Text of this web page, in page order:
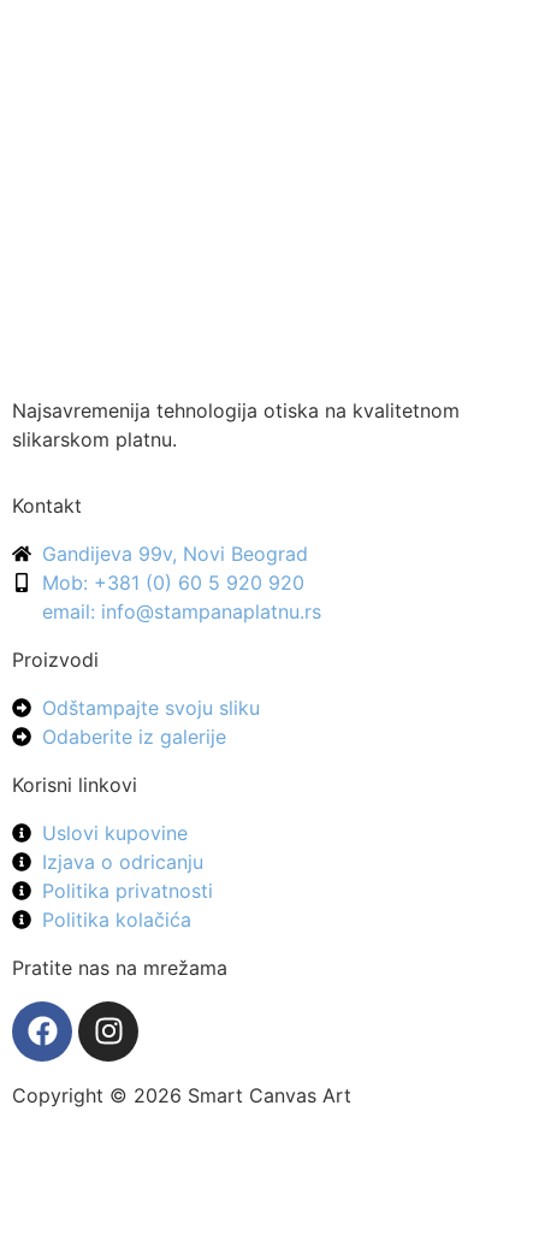
Najsavremenija tehnologija otiska na kvalitetnom
slikarskom platnu.
Kontakt
Gandijeva 99v, Novi Beograd
Mob: +381 (0) 60 5 920 920
email: info@stampanaplatnu.rs
Proizvodi
Odštampajte svoju sliku
Odaberite iz galerije
Korisni linkovi
Uslovi kupovine
Izjava o odricanju
Politika privatnosti
Politika kolačića
Pratite nas na mrežama
Copyright © 2026 Smart Canvas Art